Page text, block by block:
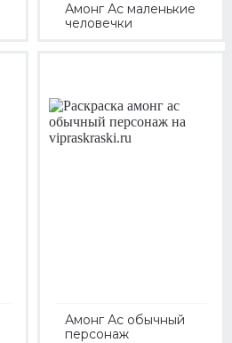
Амонг Ас маленькие
человечки
Амонг Ас обычный
персонаж